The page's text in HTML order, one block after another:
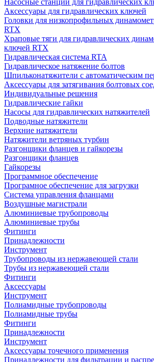
Насосные станции для гидравлических
Аксессуары для гидравлических ключей
Головки для низкопрофильных
RTX
Храповые тяги для гидравлических
ключей RTX
Гидравлическая система RTA
Гидравлическое натяжение болтов
Шпильконатяжители с автоматическим
Аксессуары для затягивания болтовых
Индивидуальные решения
Гидравлические гайки
Насосы для гидравлических натяжителей
Подводные натяжители
Верхние натяжители
Натяжители ветряных турбин
Разгонщики фланцев и гайкорезы
Разгонщики фланцев
Гайкорезы
Программное обеспечение
Програмное обеспечение для загрузки
Система управления фланцами
Воздушные магистрали
Алюминиевые трубопроводы
Алюминиевые трубы
Фитинги
Принадлежности
Инструмент
Трубопроводы из нержавеющей стали
Трубы из нержавеющей стали
Фитинги
Аксессуары
Инструмент
Полиамидные трубопроводы
Полиамидные трубы
Фитинги
Принадлежности
Инструмент
Аксессуары точечного применения
Принадлежности для фильтрации и